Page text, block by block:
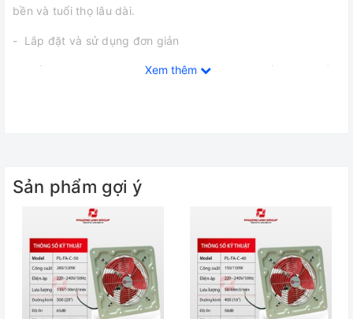
bền và tuổi thọ lâu dài.
- Lắp đặt và sử dụng đơn giản
- Tiết kiệm năng lượng: Công suất vận hành thấp, giúp giảm
Xem thêm
Sản phẩm gợi ý